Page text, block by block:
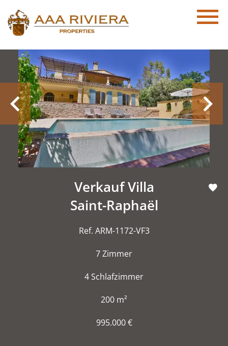
Verkauf Villa
Saint-Raphaël
Ref. ARM-1172-VF3
7 Zimmer
4 Schlafzimmer
200 m²
995.000 €